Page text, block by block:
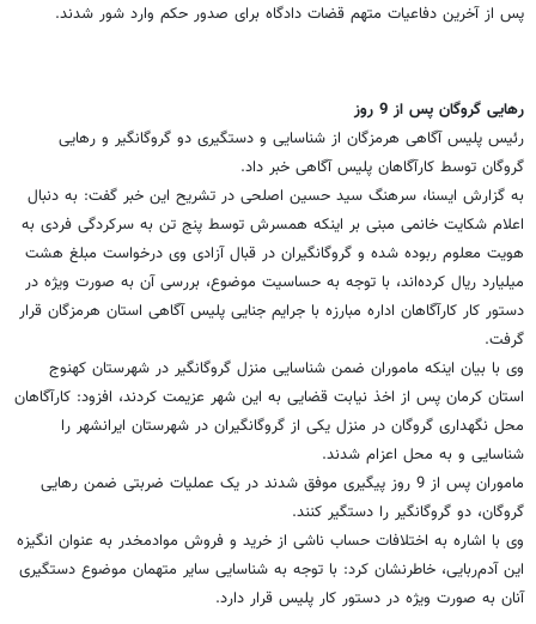
پس از آخرین دفاعیات متهم قضات دادگاه برای صدور حکم وارد شور شدند.
رهایی گروگان پس از 9 روز
رئیس پلیس آگاهی هرمزگان از شناسایی و دستگیری دو گروگانگیر و رهایی
گروگان توسط کارآگاهان پلیس آگاهی خبر داد.
به گزارش ایسنا، سرهنگ سید حسین اصلحی در تشریح این خبر گفت: به دنبال
اعلام شکایت خانمی مبنی بر اینکه همسرش توسط پنج تن به سرکردگی فردی به
هویت معلوم ربوده شده و گروگانگیران در قبال آزادی وی درخواست مبلغ هشت
میلیارد ریال کرده‌اند، با توجه به حساسیت موضوع، بررسی آن به صورت ویژه در
دستور کار کارآگاهان اداره مبارزه با جرایم جنایی پلیس آگاهی استان هرمزگان قرار
گرفت.
وی با بیان اینکه ماموران ضمن شناسایی منزل گروگانگیر در شهرستان کهنوج
استان کرمان پس از اخذ نیابت قضایی به این شهر عزیمت کردند، افزود: کارآگاهان
محل نگهداری گروگان در منزل یکی از گروگانگیران در شهرستان ایرانشهر را
شناسایی و به محل اعزام شدند.
ماموران پس از 9 روز پیگیری‌ موفق شدند در یک عملیات ضربتی ضمن رهایی
گروگان، دو گروگانگیر را دستگیر کنند.
وی با اشاره به اختلافات حساب ناشی از خرید و فروش موادمخدر به عنوان انگیزه
این آدم‌ربایی، خاطرنشان کرد: با توجه به شناسایی سایر متهمان موضوع دستگیری
آنان به صورت ویژه در دستور کار پلیس قرار دارد.